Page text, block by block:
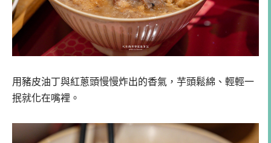
用豬皮油丁與紅蔥頭慢慢炸出的香氣，芋頭鬆綿、輕輕一
抿就化在嘴裡。